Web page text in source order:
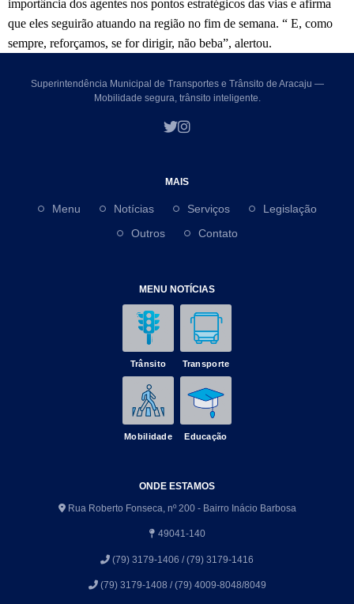
importância dos agentes nos pontos estratégicos das vias e afirma
que eles seguirão atuando na região no fim de semana. “ E, como
sempre, reforçamos, se for dirigir, não beba”, alertou.
Superintendência Municipal de Transportes e Trânsito de Aracaju —
Mobilidade segura, trânsito inteligente.
MAIS
Menu Notícias Serviços
Legislação
Outros
Contato
MENU NOTÍCIAS
Trânsito Transporte
Mobilidade Educação
ONDE ESTAMOS
Rua Roberto Fonseca, nº 200 - Bairro Inácio Barbosa
49041-140
(79) 3179-1406 / (79) 3179-1416
(79) 3179-1408 / (79) 4009-8048/8049